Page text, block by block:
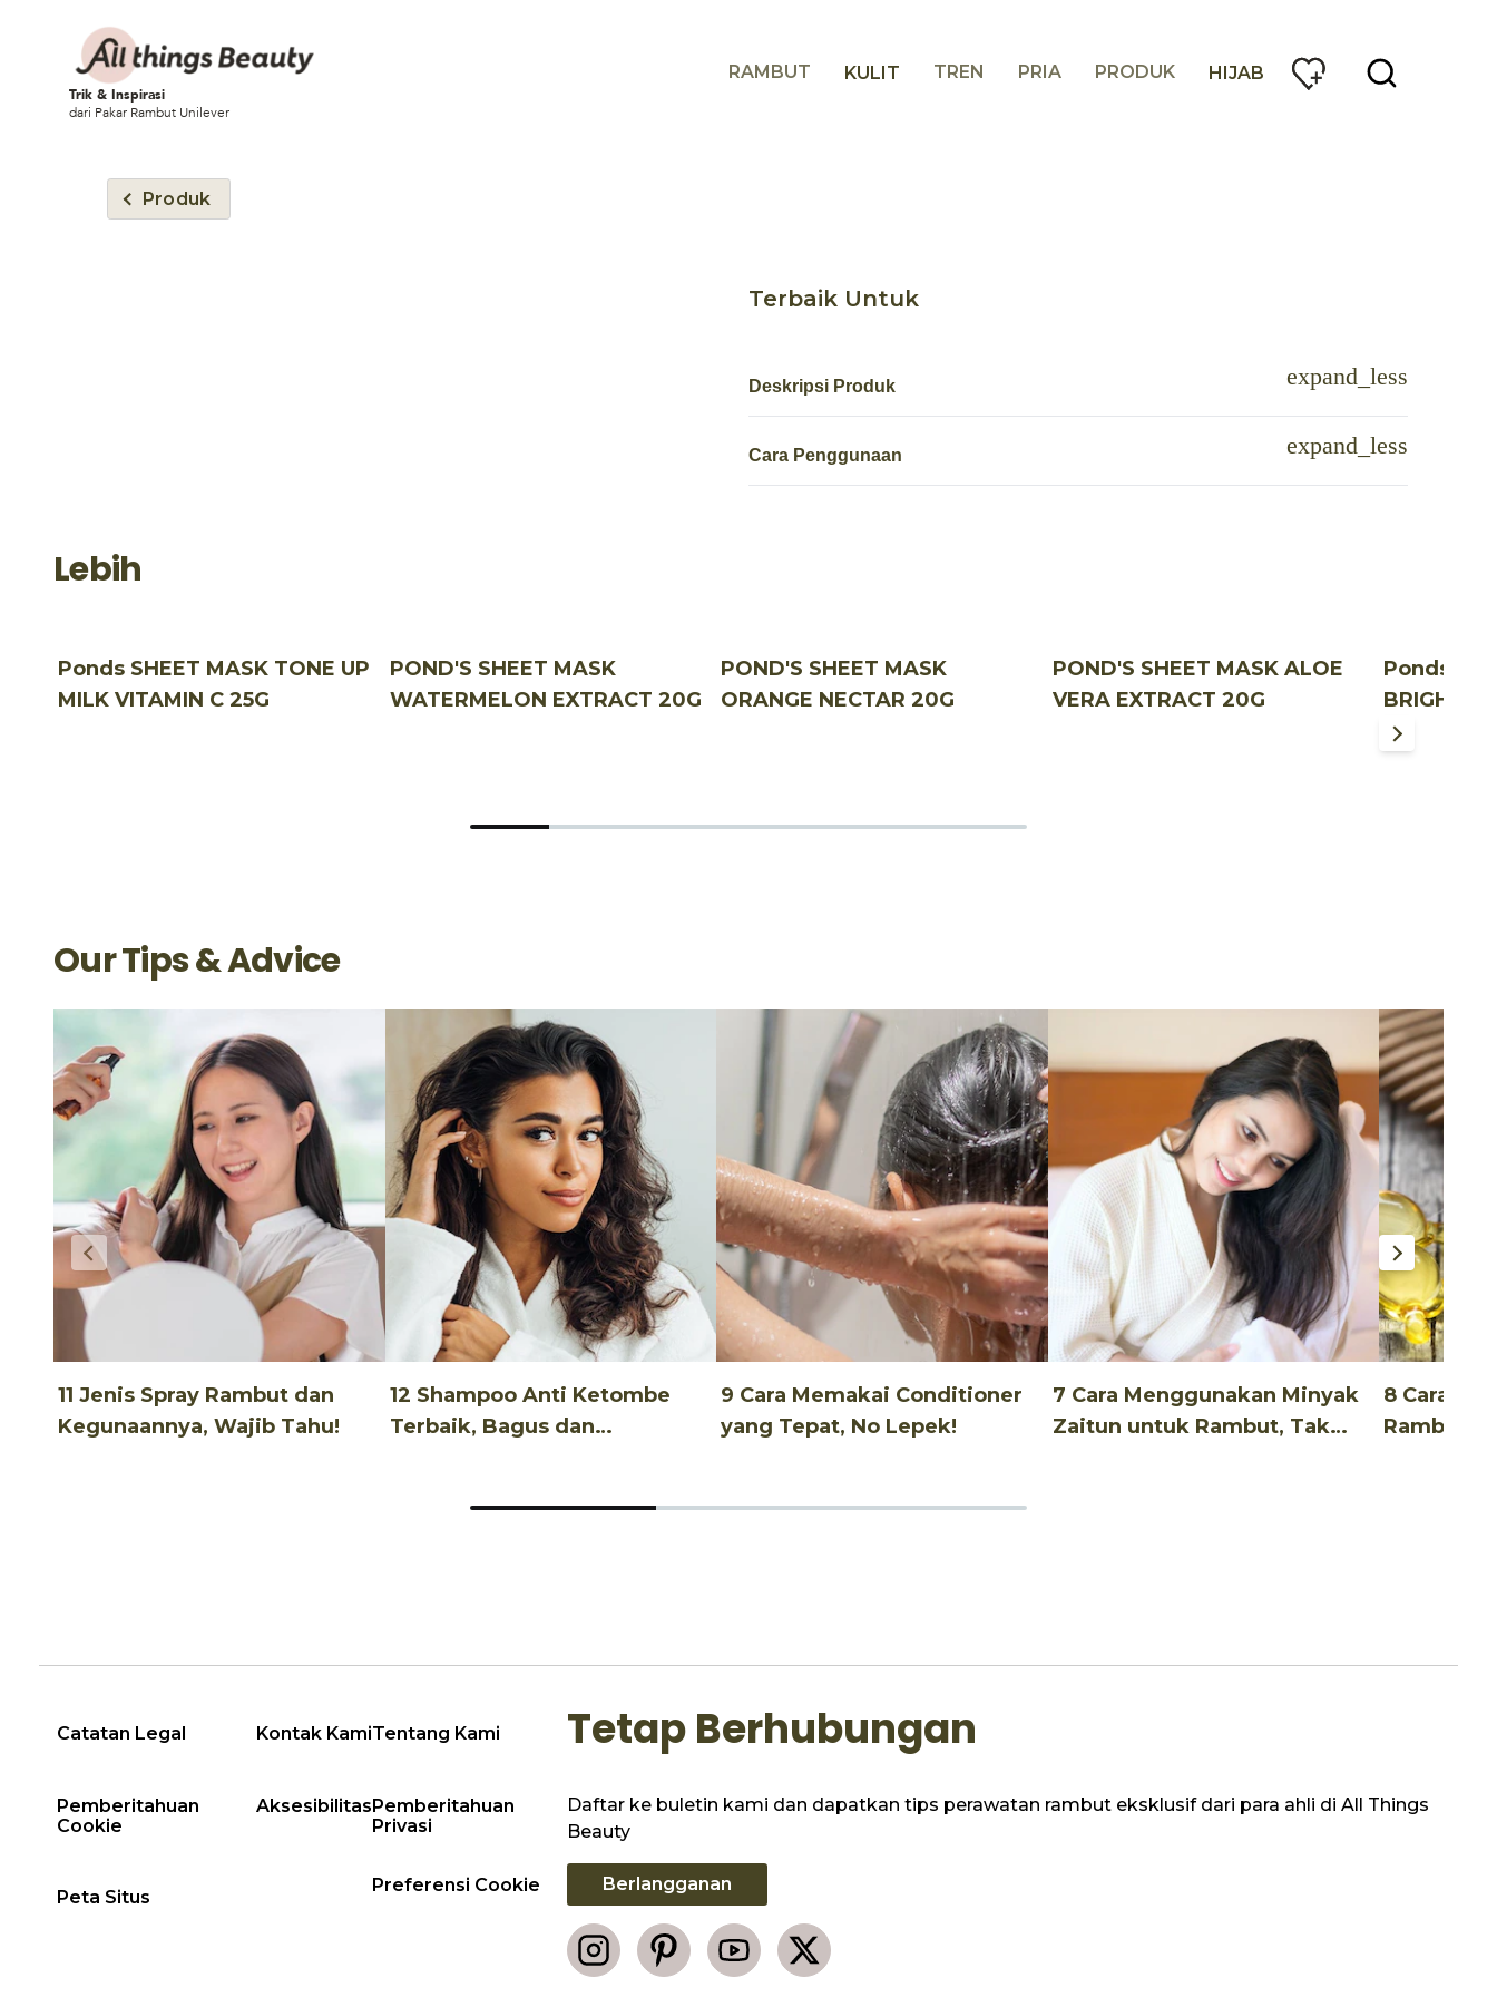
Trik & Inspirasi
dari Pakar Rambut Unilever
RAMBUT KULIT TREN PRIA PRODUK HIJAB
Produk
Terbaik Untuk
Deskripsi Produk
Cara Penggunaan
Lebih
Ponds SHEET MASK TONE UP
MILK VITAMIN C 25G
POND'S SHEET MASK
WATERMELON EXTRACT 20G
POND'S SHEET MASK
ORANGE NECTAR 20G
POND'S SHEET MASK ALOE
VERA EXTRACT 20G
Ponds
BRIGHT
Our Tips & Advice
11 Jenis Spray Rambut dan
Kegunaannya, Wajib Tahu!
12 Shampoo Anti Ketombe
Terbaik, Bagus dan
9 Cara Memakai Conditioner
yang Tepat, No Lepek!
7 Cara Menggunakan Minyak
Zaitun untuk Rambut, Tak
8 Cara
Rambut
Catatan Legal
Pemberitahuan
Cookie
Peta Situs
Kontak Kami
Aksesibilitas
Tentang Kami
Pemberitahuan
Privasi
Preferensi Cookie
Tetap Berhubungan
Daftar ke buletin kami dan dapatkan tips perawatan rambut eksklusif dari para ahli di All Things
Beauty
Berlangganan